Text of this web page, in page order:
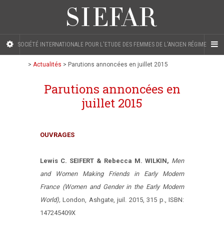
SOCIÉTÉ INTERNATIONALE POUR L'ETUDE DES FEMMES DE L'ANCIEN RÉGIME
> Actualités > Parutions annoncées en juillet 2015
Parutions annoncées en
juillet 2015
OUVRAGES
Lewis C. SEIFERT & Rebecca M. WILKIN, Men
and Women Making Friends in Early Modern
France (Women and Gender in the Early Modern
World), London, Ashgate, juil. 2015, 315 p., ISBN:
147245409X